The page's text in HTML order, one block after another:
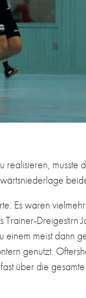
realisieren, musste
Es waren
Dreigestirn
einem meist dann
genutzt.
über die